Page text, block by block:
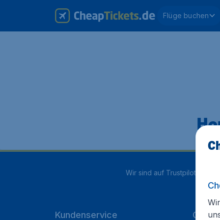
Flüge buchen
Wir sind auf Trustpilot mit
Kundenservice